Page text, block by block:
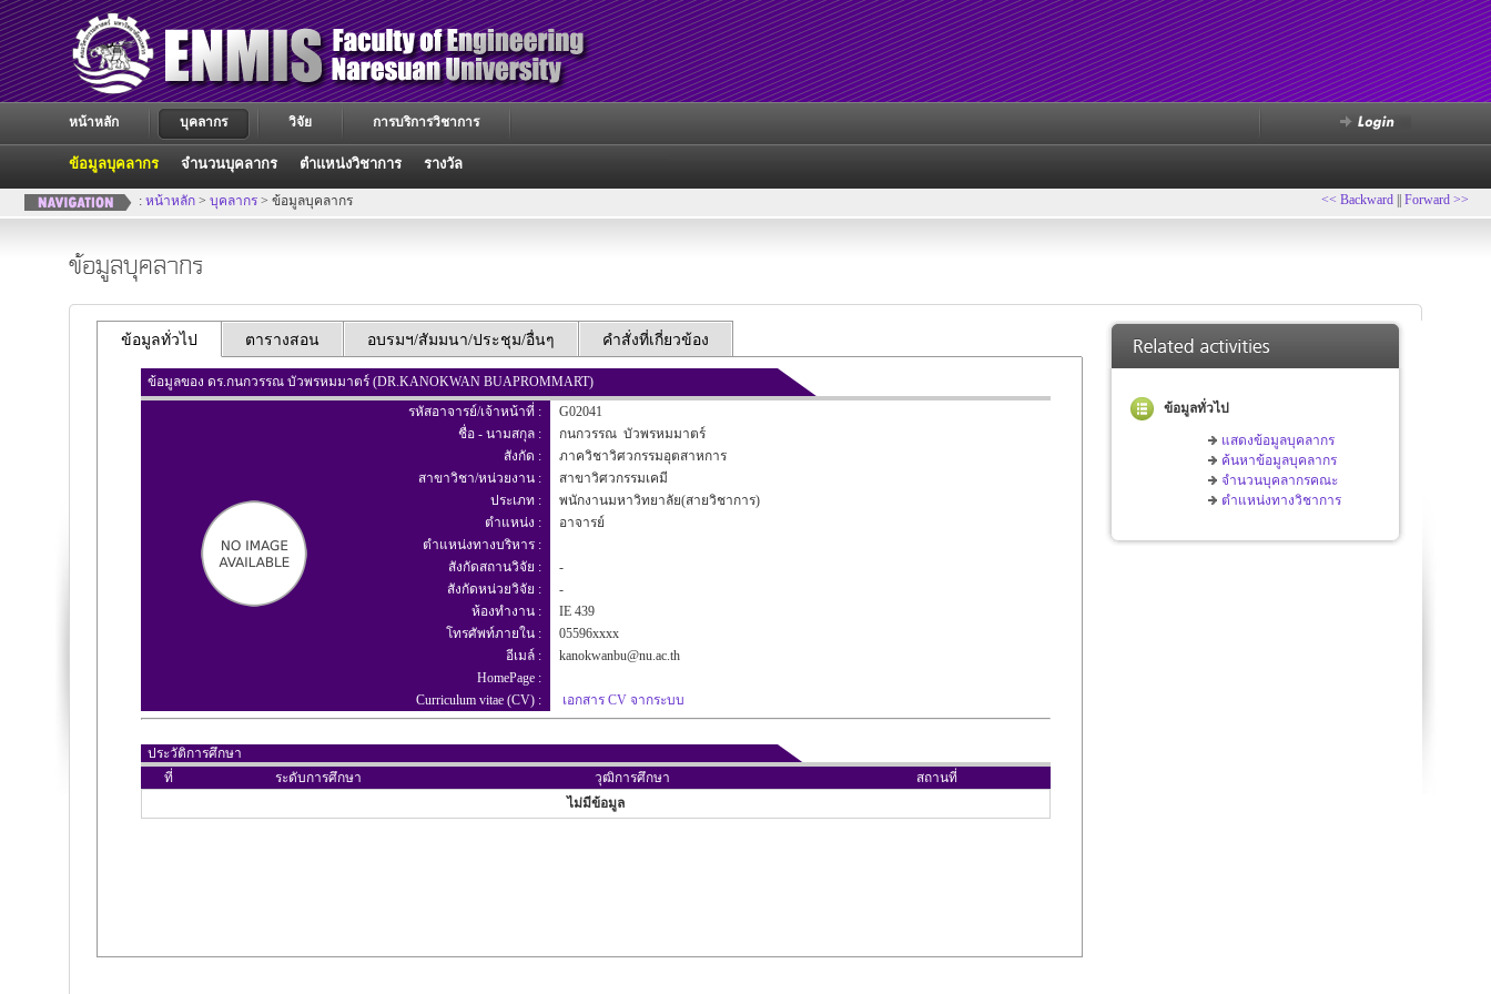
หน้าหลัก บุคลากร
ข้อมูลบุคลากร จำนวนบุคลากร ตำแหน่งวิชาการ รางวัล
วิจัย การบริการวิชาการ
: หน้าหลัก > บุคลากร > ข้อมูลบุคลากร << Backward Forward >>
ข้อมูลบุคลากร
ข้อมูลทั่วไป ตารางสอน อบรมฯ/สัมมนา/ประชุม/อื่นๆ คำสั่งที่เกี่ยวข้อง
ข้อมูลของ ดร.กนกวรรณ บัวพรหมมาตร์ (DR.KANOKWAN BUAPROMMART)
รหัสอาจารย์/เจ้าหน้าที่ :
G02041
ชื่อ - นามสกุล :
กนกวรรณ บัวพรหมมาตร์
สังกัด :
ภาควิชาวิศวกรรมอุตสาหการ
สาขาวิชา/หน่วยงาน :
สาขาวิศวกรรมเคมี
ประเภท :
พนักงานมหาวิทยาลัย(สายวิชาการ)
ตำแหน่ง :
อาจารย์
ตำแหน่งทางบริหาร :
สังกัดสถานวิจัย :
-
สังกัดหน่วยวิจัย :
-
ห้องทำงาน :
IE 439
โทรศัพท์ภายใน :
05596xxxx
อีเมล์ :
kanokwanbu@nu.ac.th
HomePage :
Curriculum vitae (CV) :
เอกสาร CV จากระบบ
ประวัติการศึกษา
ที่
ระดับการศึกษา วุฒิการศึกษา
สถานที่
ไม่มีข้อมูล
ข้อมูลทั่วไป
แสดงข้อมูลบุคลากร
ค้นหาข้อมูลบุคลากร
จำนวนบุคลากรคณะ
ตำแหน่งทางวิชาการ